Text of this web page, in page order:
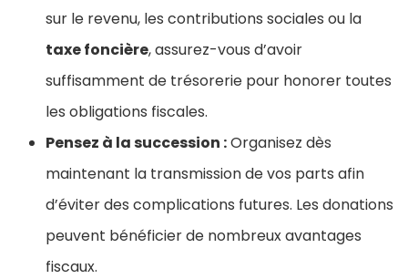
sur le revenu, les contributions sociales ou la
taxe foncière, assurez-vous d’avoir
suffisamment de trésorerie pour honorer toutes
les obligations fiscales.
Pensez à la succession :Organisez dès
maintenant la transmission de vos parts afin
d’éviter des complications futures. Les donations
peuvent bénéficier de nombreux avantages
fiscaux.